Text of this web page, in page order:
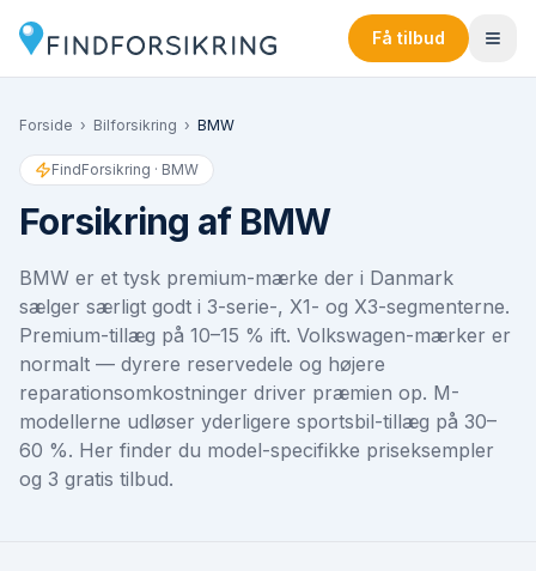
Få tilbud
Forside › Bilforsikring › BMW
FindForsikring · BMW
Forsikring af BMW
BMW er et tysk premium-mærke der i Danmark
sælger særligt godt i 3-serie-, X1- og X3-segmenterne.
Premium-tillæg på 10–15 % ift. Volkswagen-mærker er
normalt — dyrere reservedele og højere
reparationsomkostninger driver præmien op. M-
modellerne udløser yderligere sportsbil-tillæg på 30–
60 %. Her finder du model-specifikke priseksempler
og 3 gratis tilbud.